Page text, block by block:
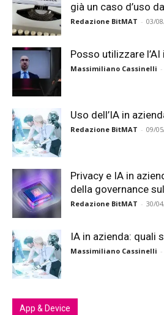
già un caso d’uso
Redazione BitMAT - 03/
Posso utilizzare l’AI
Massimiliano Cassinelli -
Uso dell’IA in
Redazione BitMAT - 09/
Privacy e IA in
della governance
Redazione BitMAT - 30/
IA in azienda: quali
Massimiliano Cassinelli -
App & Device